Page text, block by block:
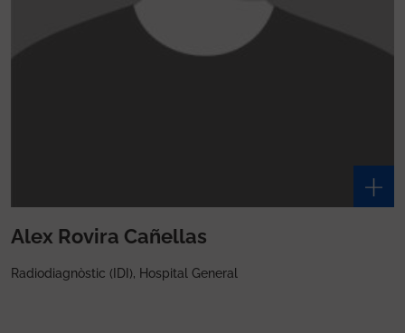
Alex Rovira Cañellas
Radiodiagnòstic (IDI), Hospital General